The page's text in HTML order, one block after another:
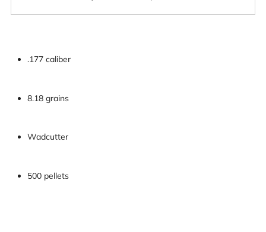
.177 caliber
8.18 grains
Wadcutter
500 pellets